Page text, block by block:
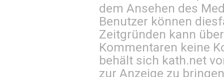
dem Ansehen des
Benutzer können
Zeitgründen kann
Kommentaren keine
behält sich kath.net
zur Anzeige zu